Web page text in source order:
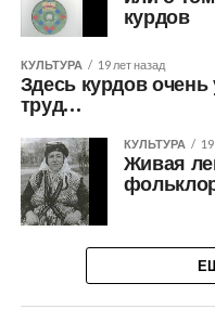
курдов
КУЛЬТУРА 19 лет назад
Здесь курдов
труд…
КУЛЬТУРА
Живая